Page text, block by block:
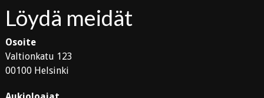
Löydä meidät
Osoite
Valtionkatu 123
00100 Helsinki